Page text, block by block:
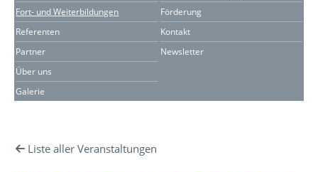
Fort- und Weiterbildungen
Referenten
Partner
Über uns
Galerie
Förderung
Kontakt
Newsletter
Liste aller Veranstaltungen